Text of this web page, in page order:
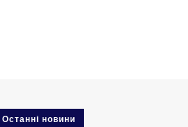
Останні новини